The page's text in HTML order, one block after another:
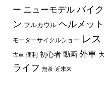
ー ニューモデル バイ
ン フルカウル ヘルメット
モーターサイクルショー レ
古車 便利 初心者 動画 外車
ライフ 無茶 近未来